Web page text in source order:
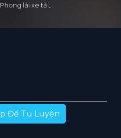
lái xe tải…
Để Tu Luyện